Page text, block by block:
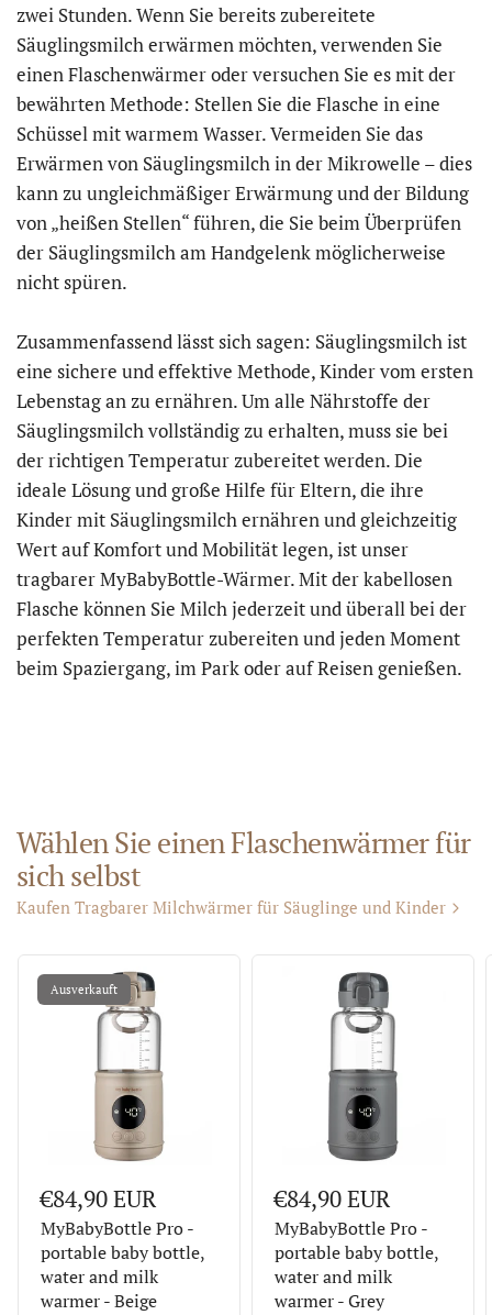
zwei Stunden. Wenn Sie bereits zubereitete
Säuglingsmilch erwärmen möchten, verwenden Sie
einen Flaschenwärmer oder versuchen Sie es mit der
bewährten Methode: Stellen Sie die Flasche in eine
Schüssel mit warmem Wasser. Vermeiden Sie das
Erwärmen von Säuglingsmilch in der Mikrowelle – dies
kann zu ungleichmäßiger Erwärmung und der Bildung
von „heißen Stellen“ führen, die Sie beim Überprüfen
der Säuglingsmilch am Handgelenk möglicherweise
nicht spüren.
Zusammenfassend lässt sich sagen: Säuglingsmilch ist
eine sichere und effektive Methode, Kinder vom ersten
Lebenstag an zu ernähren. Um alle Nährstoffe der
Säuglingsmilch vollständig zu erhalten, muss sie bei
der richtigen Temperatur zubereitet werden. Die
ideale Lösung und große Hilfe für Eltern, die ihre
Kinder mit Säuglingsmilch ernähren und gleichzeitig
Wert auf Komfort und Mobilität legen, ist unser
tragbarer MyBabyBottle-Wärmer. Mit der kabellosen
Flasche können Sie Milch jederzeit und überall bei der
perfekten Temperatur zubereiten und jeden Moment
beim Spaziergang, im Park oder auf Reisen genießen.
Wählen Sie einen Flaschenwärmer für
sich selbst
Kaufen Tragbarer Milchwärmer für Säuglinge und Kinder
Ausverkauft
€84,90 EUR
MyBabyBottle Pro -
portable baby bottle,
water and milk
warmer - Beige
€84,90 EUR
MyBabyBottle Pro -
portable baby bottle,
water and milk
warmer - Grey